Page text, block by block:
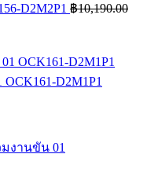
D2M2P1 ฿10,190.00
D2M1P1